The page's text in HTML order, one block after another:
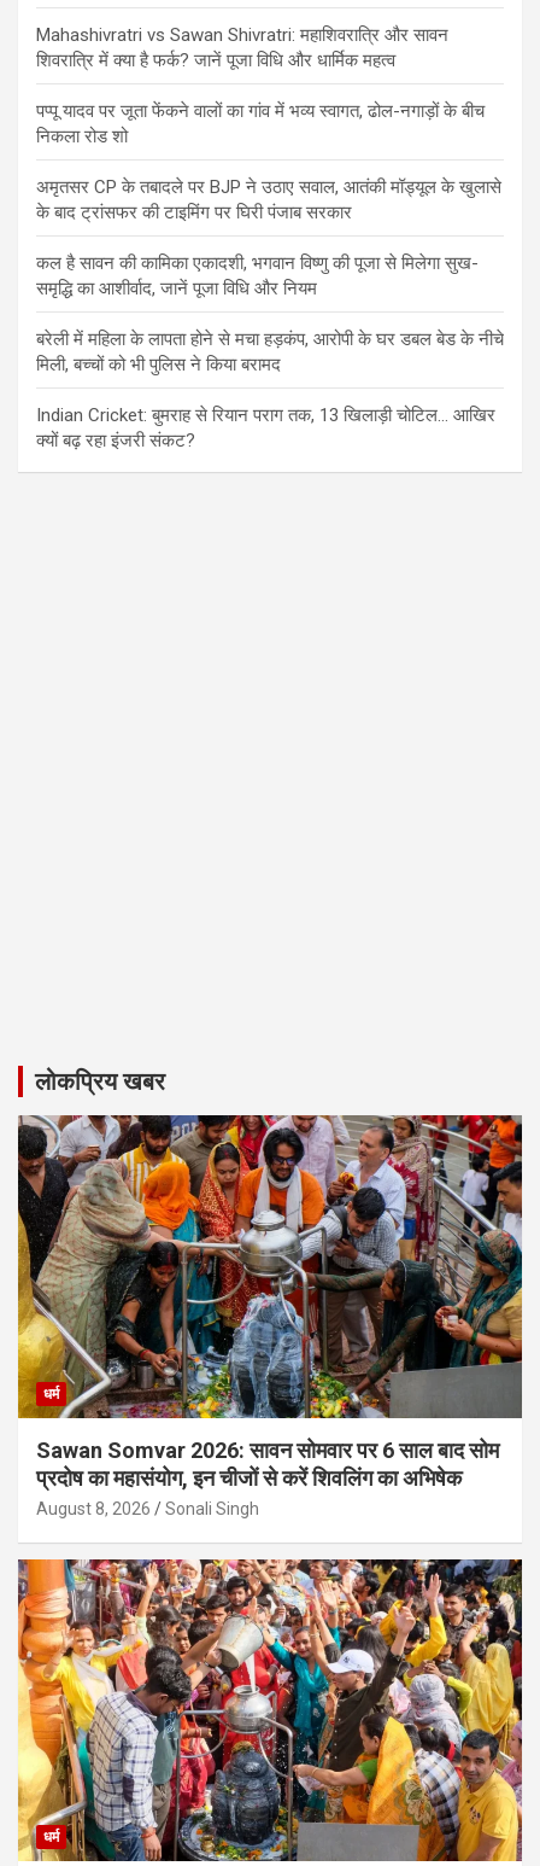
Mahashivratri vs Sawan Shivratri: महाशिवरात्रि और सावन
शिवरात्रि में क्या है फर्क? जानें पूजा विधि और धार्मिक महत्व
पप्पू यादव पर जूता फेंकने वालों का गांव में भव्य स्वागत, ढोल-नगाड़ों के बीच
निकला रोड शो
अमृतसर CP के तबादले पर BJP ने उठाए सवाल, आतंकी मॉड्यूल के खुलासे
के बाद ट्रांसफर की टाइमिंग पर घिरी पंजाब सरकार
कल है सावन की कामिका एकादशी, भगवान विष्णु की पूजा से मिलेगा सुख-
समृद्धि का आशीर्वाद, जानें पूजा विधि और नियम
बरेली में महिला के लापता होने से मचा हड़कंप, आरोपी के घर डबल बेड के नीचे
मिली, बच्चों को भी पुलिस ने किया बरामद
Indian Cricket: बुमराह से रियान पराग तक, 13 खिलाड़ी चोटिल… आखिर
क्यों बढ़ रहा इंजरी संकट?
लोकप्रिय खबर
धर्म
Sawan Somvar 2026: सावन सोमवार पर 6 साल बाद सोम
प्रदोष का महासंयोग, इन चीजों से करें शिवलिंग का अभिषेक
August 8, 2026 Sonali Singh
धर्म